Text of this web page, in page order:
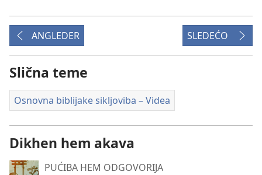
o
filmija
ANGLEDER SLEDEĆO
Slična teme
Osnovna biblijake sikljoviba – Videa
Dikhen hem akava
PUĆIBA HEM ODGOVORIJA